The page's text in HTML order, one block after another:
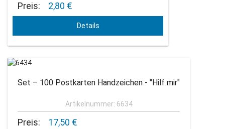
Preis: 2,80 €
Details
Set – 100 Postkarten Handzeichen - "Hilf mir"
Artikelnummer: 6634
Preis: 17,50 €